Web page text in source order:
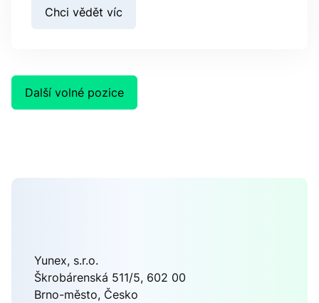
Chci vědět víc
Další volné pozice
Yunex, s.r.o.
Škrobárenská 511/5, 602 00
Brno-město, Česko